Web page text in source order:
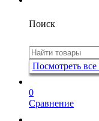
Поиск
Посмотреть все
0
Сравнение